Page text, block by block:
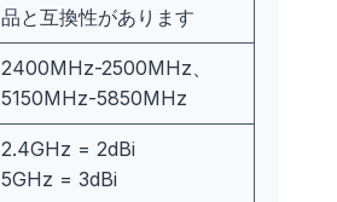
品と互換性があります
2400MHz-2500MHz、
5150MHz-5850MHz
2.4GHz = 2dBi
5GHz = 3dBi